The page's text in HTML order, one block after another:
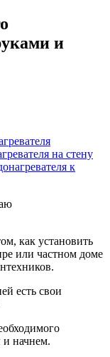
и
на стену
к
как установить
или частном доме
есть свои
и начнем.